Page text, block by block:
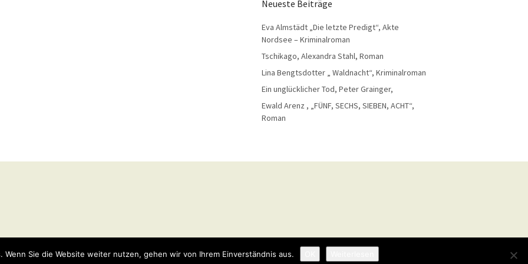
Neueste Beiträge
Eva Almstädt „Die letzte Predigt“, Akte
Nordsee – Kriminalroman
Tschikago, Alexandra Stahl, Roman
Lina Bengtsdotter „ Waldnacht“, Kriminalroman
Ein unglücklicher Tod, Peter Grainger,
Ewald Arenz , „FÜNF, SECHS, SIEBEN, ACHT“,
Roman
Wenn Sie die Website weiter nutzen, gehen wir von Ihrem Einverständnis aus.